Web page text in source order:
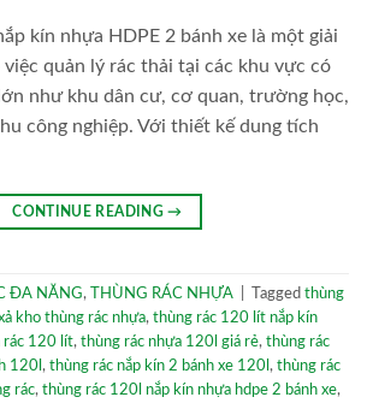
kín nhựa HDPE 2 bánh xe là một giải
quản lý rác thải tại các khu vực có
như khu dân cư, cơ quan, trường học,
công nghiệp. Với thiết kế dung tích
CONTINUE READING→
ĐA NĂNG, THÙNG RÁC NHỰA Tagged thùng
kho thùng rác nhựa, thùng rác 120 lít nắp kín
rác 120 lít, thùng rác nhựa 120l giá rẻ, thùng rác
120l , thùng rác nắp kín 2 bánh xe 120l , thùng rác
rác, thùng rác 120l nắp kín nhựa hdpe 2 bánh xe,